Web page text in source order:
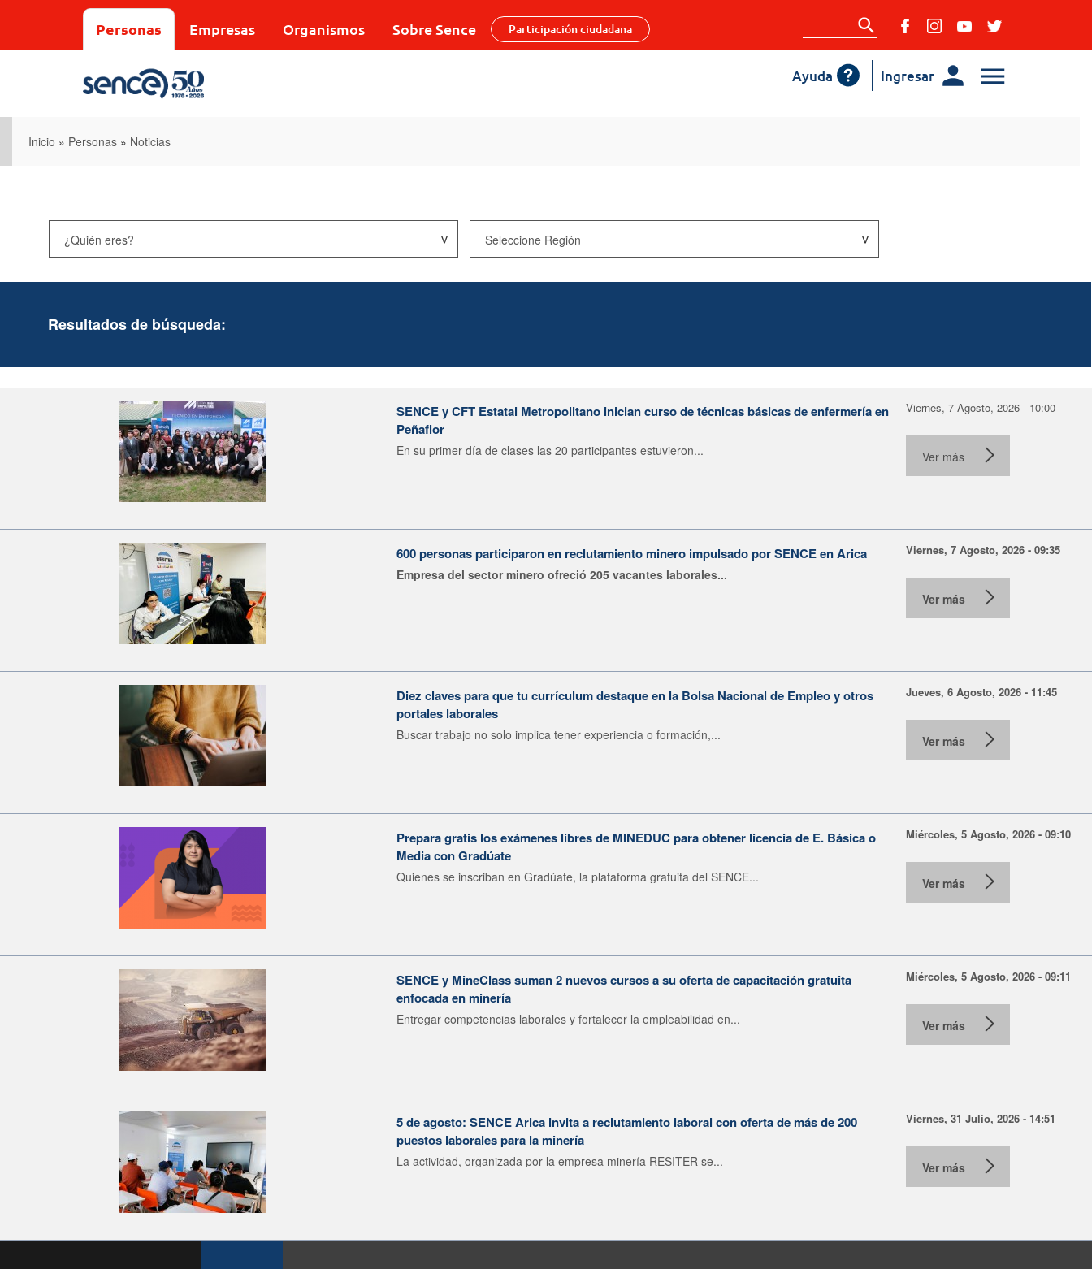
Personas Empresas Organismos Sobre Sence Participación ciudadana
Ingresar
Ayuda
Inicio » Personas » Noticias
Resultados de búsqueda:
SENCE y CFT Estatal Metropolitano inician curso de técnicas básicas de enfermería en
Peñaflor
En su primer día de clases las 20 participantes estuvieron...
Viernes, 7 Agosto, 2026 - 10:00
Ver más
600 personas participaron en reclutamiento minero impulsado por SENCE en Arica
Empresa del sector minero ofreció 205 vacantes laborales...
Viernes, 7 Agosto, 2026 - 09:35
Ver más
Diez claves para que tu currículum destaque en la Bolsa Nacional de Empleo y otros
portales laborales
Buscar trabajo no solo implica tener experiencia o formación,...
Jueves, 6 Agosto, 2026 - 11:45
Ver más
Prepara gratis los exámenes libres de MINEDUC para obtener licencia de E. Básica o
Media con Gradúate
Quienes se inscriban en Gradúate, la plataforma gratuita del SENCE...
Miércoles, 5 Agosto, 2026 - 09:10
Ver más
SENCE y MineClass suman 2 nuevos cursos a su oferta de capacitación gratuita
enfocada en minería
Entregar competencias laborales y fortalecer la empleabilidad en...
Miércoles, 5 Agosto, 2026 - 09:11
Ver más
5 de agosto: SENCE Arica invita a reclutamiento laboral con oferta de más de 200
puestos laborales para la minería
La actividad, organizada por la empresa minería RESITER se...
Viernes, 31 Julio, 2026 - 14:51
Ver más